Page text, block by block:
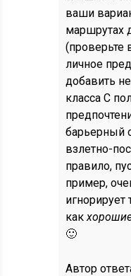
ваши
маршрутах
(проверьте
личное
добавить
класса C
барьерный
взлетно-
правило,
пример,
как
🙂
Автор